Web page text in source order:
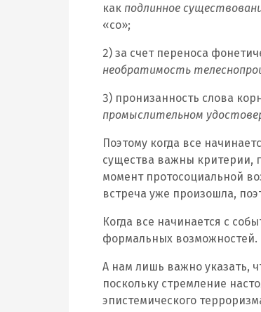
как подлинное
«со»;
2) за счет переноса
необратимость
3) пронизанность слова
промыслительном
Поэтому когда все
существа важны критерии,
момент протосоциальной
встреча уже произошла,
Когда все начинается с
формальных возможностей.
А нам лишь важно указать,
поскольку стремление
эпистемического